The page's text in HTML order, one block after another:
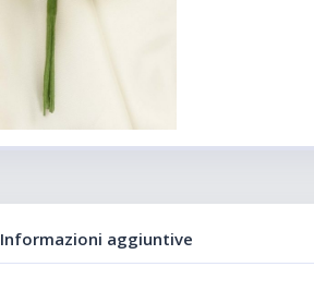
Informazioni aggiuntive